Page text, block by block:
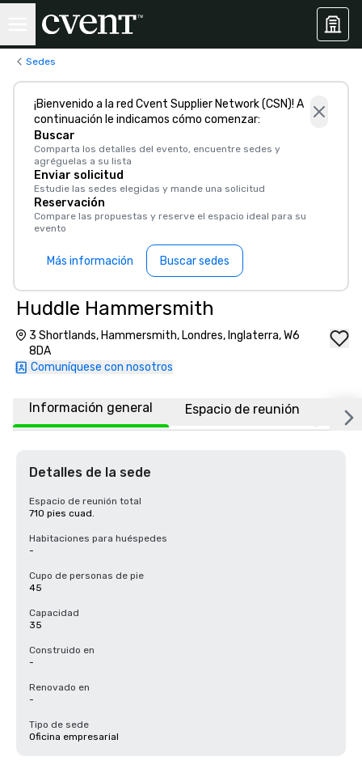
Sedes
¡Bienvenido a la red Cvent Supplier Network (CSN)! A
continuación le indicamos cómo comenzar:
Buscar
Comparta los detalles del evento, encuentre sedes y
agréguelas a su lista
Enviar solicitud
Estudie las sedes elegidas y mande una solicitud
Reservación
Compare las propuestas y reserve el espacio ideal para su
evento
Más información Buscar sedes
Huddle Hammersmith
3 Shortlands, Hammersmith, Londres, Inglaterra, W6
8DA
Comuníquese con nosotros
Información general Espacio de reunión
Detalles de la sede
Espacio de reunión total
710 pies cuad.
Habitaciones para huéspedes
-
Cupo de personas de pie
45
Capacidad
35
Construido en
-
Renovado en
-
Tipo de sede
Oficina empresarial